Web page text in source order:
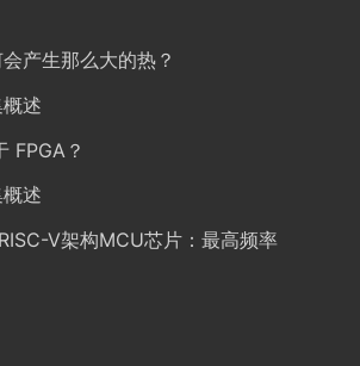
产生那么大的热？
述
FPGA？
述
V架构MCU芯片：最高频率